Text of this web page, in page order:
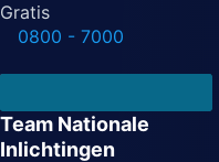
Gratis
0800 - 7000
Team Nationale
Inlichtingen